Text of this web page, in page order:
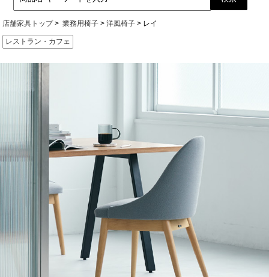
店舗家具トップ 業務用椅子 洋風椅子 レイ
レストラン・カフェ